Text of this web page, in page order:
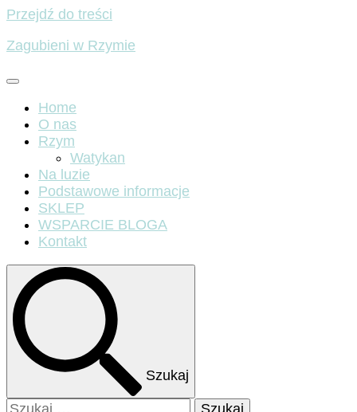
Przejdź do treści
Zagubieni w Rzymie
Home
O nas
Rzym
Watykan
Na luzie
Podstawowe informacje
SKLEP
WSPARCIE BLOGA
Kontakt
Szukaj
Szukaj: